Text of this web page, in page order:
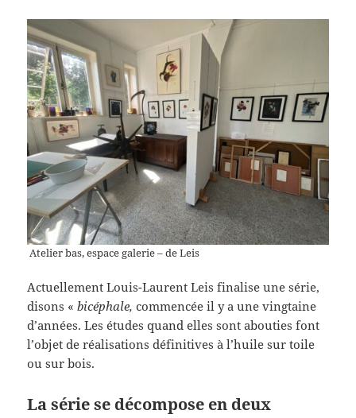
Atelier bas, espace galerie – de Leis
Actuellement Louis-Laurent Leis finalise une série,
disons «bicéphale, commencée il y a une vingtaine
d’années. Les études quand elles sont abouties font
l’objet de réalisations définitives à l’huile sur toile
ou sur bois.
La série se décompose en deux